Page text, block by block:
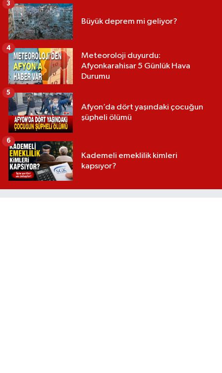
Büyük deprem mi geliyor?
3
Meteoroloji duyurdu:
Afyonkarahisar 5 Günlük Hava
Durumu
4
Afyon’da dört yaşındaki çocuğun
şüpheli ölümü
5
Kademeli emeklilik kimleri
kapsıyor?
6